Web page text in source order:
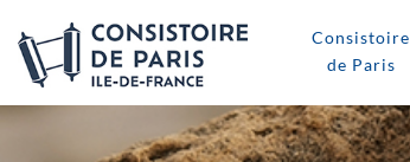
Consistoire
de Paris